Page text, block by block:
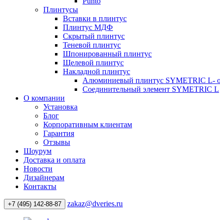
Плинтусы
Вставки в плинтус
Плинтус МДФ
Скрытый плинтус
Теневой плинтус
Шпонированный плинтус
Щелевой плинтус
Накладной плинтус
Алюминиевый плинтус SYMETRIC L-
Соединительный элемент SYMETRIC L
О компании
Установка
Блог
Корпоративным клиентам
Гарантия
Отзывы
Шоурум
Доставка и оплата
Новости
Дизайнерам
Контакты
+7 (495) 142-88-87 zakaz@dveries.ru